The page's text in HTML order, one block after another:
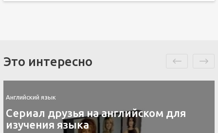
Это интересно
Английский язык
Сериал друзья на английском для
изучения языка